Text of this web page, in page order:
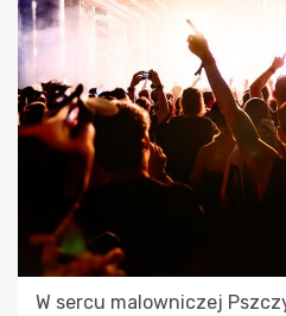
W sercu malowniczej